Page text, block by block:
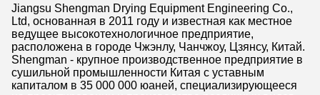
Jiangsu Shengman Drying Equipment Engineering Co.,
Ltd, основанная в 2011 году и известная как местное
ведущее высокотехнологичное предприятие,
расположена в городе Чжэнлу, Чанчжоу, Цзянсу, Китай.
Shengman - крупное производственное предприятие в
сушильной промышленности Китая с уставным
капиталом в 35 000 000 юаней, специализирующееся